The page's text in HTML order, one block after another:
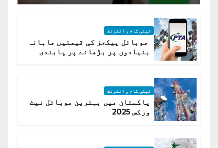
ٹیلی کام و انٹرنٹ
موبائل پیکجز کی قیمتیں ماہانہ
بنیادوں پر بڑھانے پر پابندی
ٹیلی کام و انٹرنٹ
پاکستان میں بہترین موبائل نیٹ
ورکس 2025